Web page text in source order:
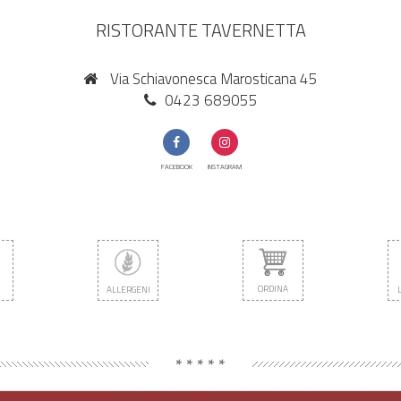
RISTORANTE TAVERNETTA
Via Schiavonesca Marosticana 45
0423 689055
FACEBOOK INSTAGRAM
ALLERGENI ORDINA
* * * * *